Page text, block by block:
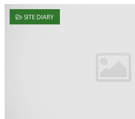
SITE DIARY